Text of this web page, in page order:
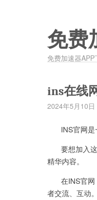
免费
免费加速器APP
ins在线
2024年5月10日
INS官网是一
要想加入这
精华内容。
在INS官网
者交流、互动。